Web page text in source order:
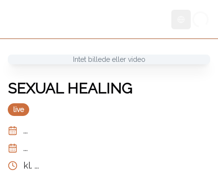
Intet billede eller video
SEXUAL HEALING
live
...
...
kl. ...